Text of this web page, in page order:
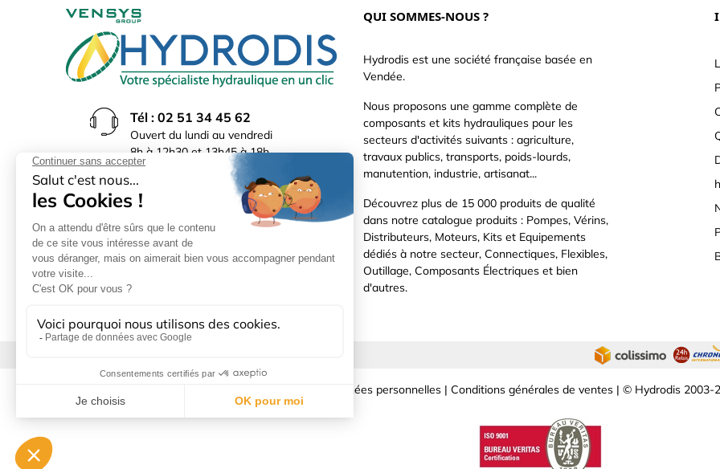
Tél : 02 51 34 45 62
Ouvert du lundi au vendredi
8h à 12h30 et 13h45 à 18h
(17h30 le vendredi)
Rue du Bocage La Ribotière
85170 Le Poiré sur Vie
QUI SOMMES-NOUS ?
Hydrodis est une société française basée en
Vendée.
Nous proposons une gamme complète de
composants et kits hydrauliques pour les
secteurs d'activités suivants : agriculture,
travaux publics, transports, poids-lourds,
manutention, industrie, artisanat...
Découvrez plus de 15 000 produits de qualité
dans notre catalogue produits : Pompes, Vérins,
Distributeurs, Moteurs, Kits et Equipements
dédiés à notre secteur, Connectiques, Flexibles,
Outillage, Composants Électriques et bien
d'autres.
Données personnelles | Conditions générales de ventes | © Hydrodis 2003-